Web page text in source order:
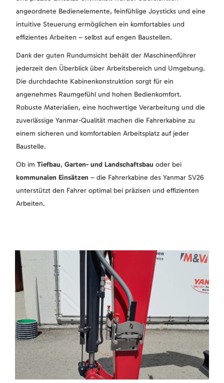
angeordnete Bedienelemente, feinfühlige Joysticks und eine
intuitive Steuerung ermöglichen ein komfortables und
effizientes Arbeiten – selbst auf engen Baustellen.
Dank der guten Rundumsicht behält der Maschinenführer
jederzeit den Überblick über Arbeitsbereich und Umgebung.
Die durchdachte Kabinenkonstruktion sorgt für ein
angenehmes Raumgefühl und hohen Bedienkomfort.
Robuste Materialien, eine hochwertige Verarbeitung und die
zuverlässige Yanmar-Qualität machen die Fahrerkabine zu
einem sicheren und komfortablen Arbeitsplatz auf jeder
Baustelle.
Ob im Tiefbau, Garten- und Landschaftsbau oder bei
kommunalen Einsätzen – die Fahrerkabine des Yanmar SV26
unterstützt den Fahrer optimal bei präzisen und effizienten
Arbeiten.